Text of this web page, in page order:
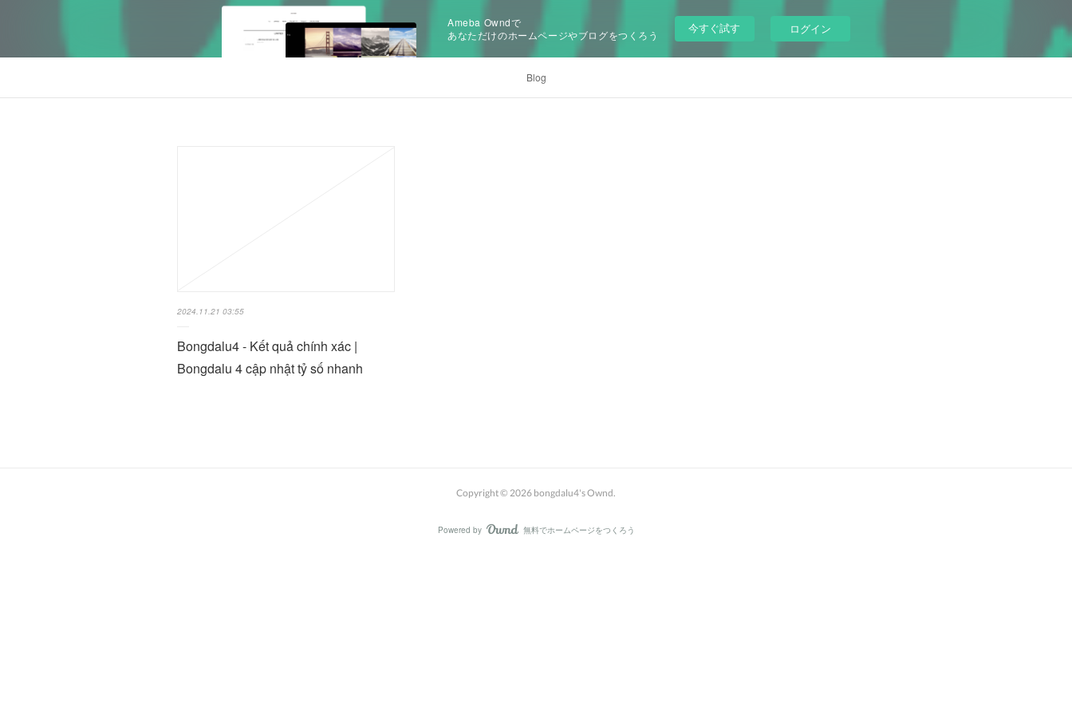
Ameba Owndで
あなただけのホームページやブログをつくろう
今すぐ試す ログイン
Blog
2024.11.21 03:55
Bongdalu4 - Kết quả chính xác |
Bongdalu 4 cập nhật tỷ số nhanh
Copyright © 2026 bongdalu4's Ownd.
Powered by AmebaOwnd
無料でホームページをつくろう